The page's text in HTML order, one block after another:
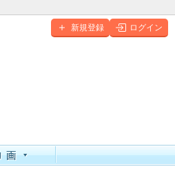
新規登録 ログイン